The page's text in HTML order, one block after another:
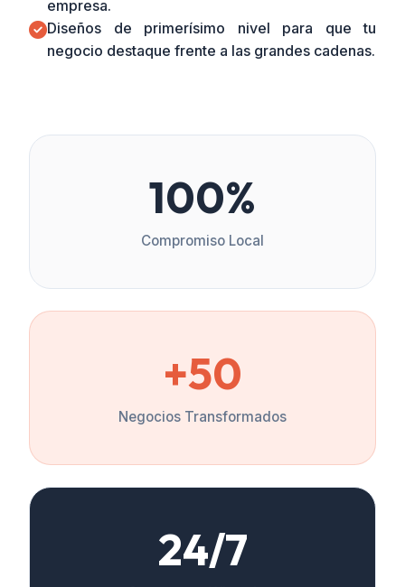
empresa.
Diseños de primerísimo nivel para que tu
negocio destaque frente a las grandes cadenas.
100%
Compromiso Local
+50
Negocios Transformados
24/7